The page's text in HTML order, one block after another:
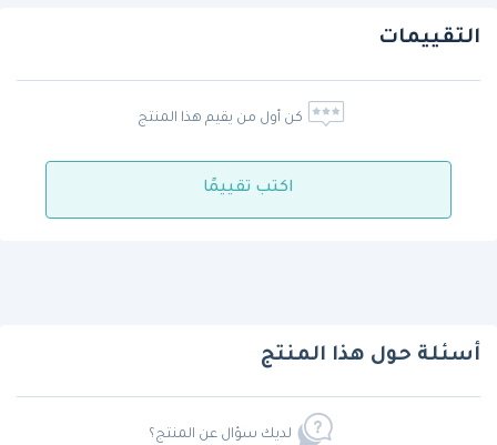
التقييمات
كن أول من يقيم هذا المنتج
اكتب تقييمًا
أسئلة حول هذا المنتج
لديك سؤال عن المنتج؟